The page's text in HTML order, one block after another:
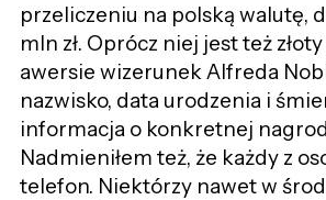
przeliczeniu na polską walutę,
mln zł. Oprócz niej jest też
awersie wizerunek Alfreda
nazwisko, data urodzenia i
informacja o konkretnej
Nadmieniłem też, że każdy z
telefon. Niektórzy nawet w